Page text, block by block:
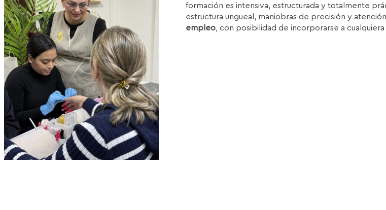
era:
1.850,00€.
es:
1.399,00€.
formación es intensiva, estructurada y totalmente
estructura ungueal, maniobras de precisión y
empleo, con posibilidad de incorporarse a